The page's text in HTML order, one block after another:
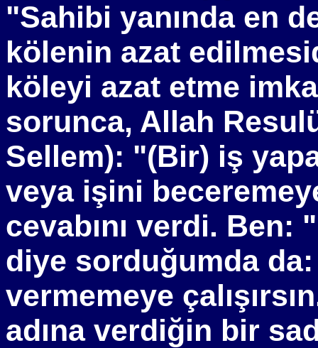
"Sahibi yanında en
kölenin azat
köleyi azat etme
sorunca, Allah
Sellem): "(Bir) iş
veya işini
cevabını verdi.
diye sorduğumda
vermemeye
adına verdiğin bir